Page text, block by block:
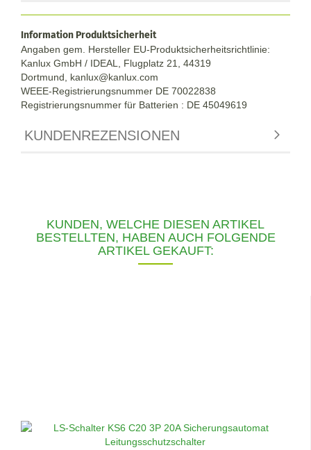
Information Produktsicherheit
Angaben gem. Hersteller EU-Produktsicherheitsrichtlinie:
Kanlux GmbH / IDEAL, Flugplatz 21, 44319
Dortmund, kanlux@kanlux.com
WEEE-Registrierungsnummer DE 70022838
Registrierungsnummer für Batterien : DE 45049619
KUNDENREZENSIONEN
KUNDEN, WELCHE DIESEN ARTIKEL
BESTELLTEN, HABEN AUCH FOLGENDE
ARTIKEL GEKAUFT: